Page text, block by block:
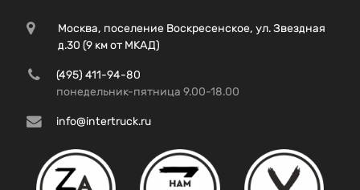
Москва, поселение Воскресенское, ул. Звездная
д.30 (9 км от МКАД)
(495) 411-94-80
понедельник-пятница 9.00-18.00
info@intertruck.ru